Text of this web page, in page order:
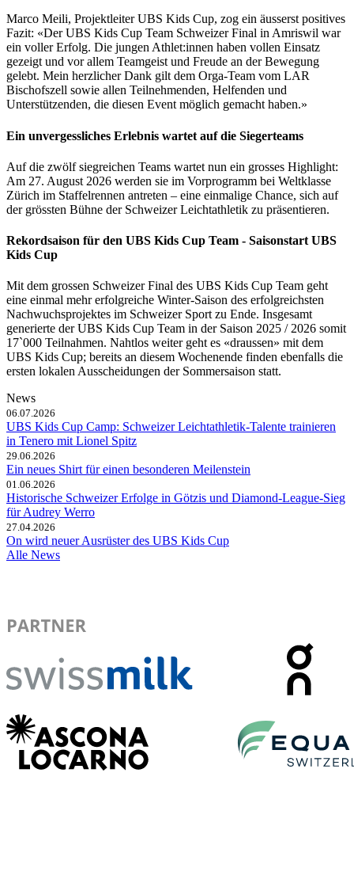
Marco Meili, Projektleiter UBS Kids Cup, zog ein äusserst positives
Fazit: «Der UBS Kids Cup Team Schweizer Final in Amriswil war
ein voller Erfolg. Die jungen Athlet:innen haben vollen Einsatz
gezeigt und vor allem Teamgeist und Freude an der Bewegung
gelebt. Mein herzlicher Dank gilt dem Orga-Team vom LAR
Bischofszell sowie allen Teilnehmenden, Helfenden und
Unterstützenden, die diesen Event möglich gemacht haben.»
Ein unvergessliches Erlebnis wartet auf die Siegerteams
Auf die zwölf siegreichen Teams wartet nun ein grosses Highlight:
Am 27. August 2026 werden sie im Vorprogramm bei Weltklasse
Zürich im Staffelrennen antreten – eine einmalige Chance, sich auf
der grössten Bühne der Schweizer Leichtathletik zu präsentieren.
Rekordsaison für den UBS Kids Cup Team - Saisonstart UBS
Kids Cup
Mit dem grossen Schweizer Final des UBS Kids Cup Team geht
eine einmal mehr erfolgreiche Winter-Saison des erfolgreichsten
Nachwuchsprojektes im Schweizer Sport zu Ende. Insgesamt
generierte der UBS Kids Cup Team in der Saison 2025 / 2026 somit
17`000 Teilnahmen. Nahtlos weiter geht es «draussen» mit dem
UBS Kids Cup; bereits an diesem Wochenende finden ebenfalls die
ersten lokalen Ausscheidungen der Sommersaison statt.
News
06.07.2026
UBS Kids Cup Camp: Schweizer Leichtathletik-Talente trainieren
in Tenero mit Lionel Spitz
29.06.2026
Ein neues Shirt für einen besonderen Meilenstein
01.06.2026
Historische Schweizer Erfolge in Götzis und Diamond-League-Sieg
für Audrey Werro
27.04.2026
On wird neuer Ausrüster des UBS Kids Cup
Alle News